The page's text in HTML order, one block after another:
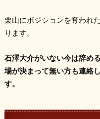
栗山にポジションを奪われ
ります。
石澤大介がいない今は辞め
場が決まって無い方も連絡
す。